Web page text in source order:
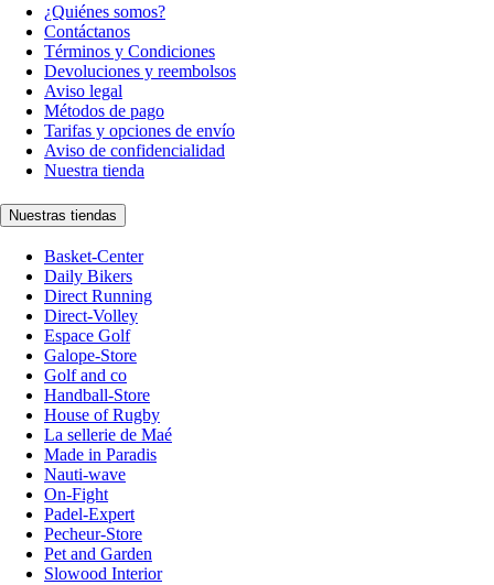
¿Quiénes somos?
Contáctanos
Términos y Condiciones
Devoluciones y reembolsos
Aviso legal
Métodos de pago
Tarifas y opciones de envío
Aviso de confidencialidad
Nuestra tienda
Nuestras tiendas
Basket-Center
Daily Bikers
Direct Running
Direct-Volley
Espace Golf
Galope-Store
Golf and co
Handball-Store
House of Rugby
La sellerie de Maé
Made in Paradis
Nauti-wave
On-Fight
Padel-Expert
Pecheur-Store
Pet and Garden
Slowood Interior